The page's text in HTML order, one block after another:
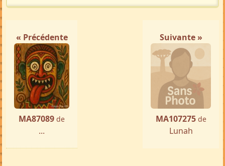
« Précédente
MA87089 de
...
Suivante »
MA107275 de
Lunah